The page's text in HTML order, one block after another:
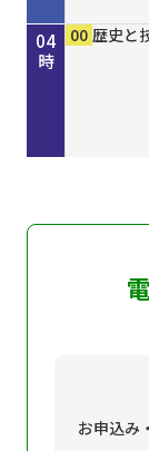
22
時
23
時
00
時
01
時
02
時
03
時
04
時
00 きしわ
30 地車か
00 Ｄａｙ
15 歴史街
30 ＧＯ！
45 オリッ
50 しまね
00 ホトケ
15 歴史街
30 地車か
00 誰でも
00 歴史と
00 歴史と
00 歴史と
お申込み